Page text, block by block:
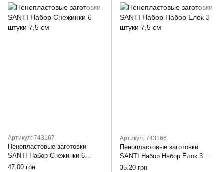
Артикул: 743167
Пенопластовые заготовки
SANTI Набор Снежинки 6
штуки 7,5 см
47.00 грн
Артикул: 743166
Пенопластовые заготовки
SANTI Набор Набор Ёлок 3
штуки 7,5 см
35.20 грн